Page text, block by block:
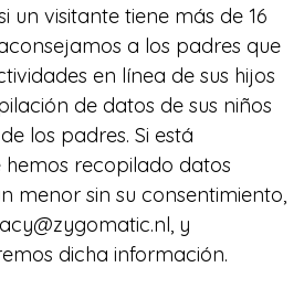
un visitante tiene más de 16
a los padres que
en línea de sus hijos
de datos de sus niños
los padres. Si está
recopilado datos
menor sin su consentimiento,
y
dicha información.